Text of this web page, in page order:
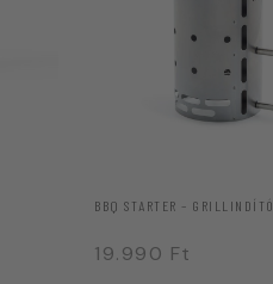
BBQ STARTER – GRILLINDÍTÓ
19.990 Ft